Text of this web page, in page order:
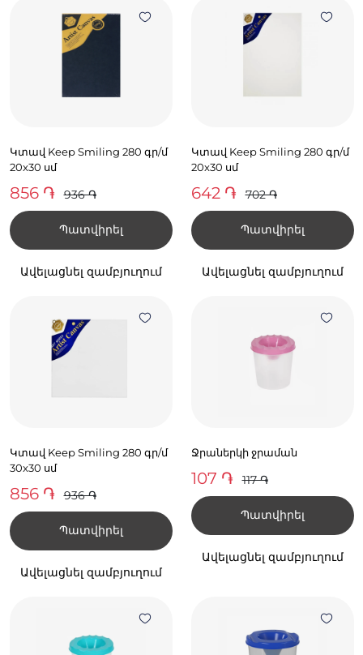
Կտավ Keep Smiling 280 գր/մ
20x30 սմ
856 ֏ 936 ֏
Պատվիրել
Ավելացնել զամբյուղում
Կտավ Keep Smiling 280 գր/մ
20x30 սմ
642 ֏ 702 ֏
Պատվիրել
Ավելացնել զամբյուղում
Կտավ Keep Smiling 280 գր/մ
30x30 սմ
856 ֏ 936 ֏
Պատվիրել
Ավելացնել զամբյուղում
Ջրաներկի ջրաման
107 ֏ 117 ֏
Պատվիրել
Ավելացնել զամբյուղում